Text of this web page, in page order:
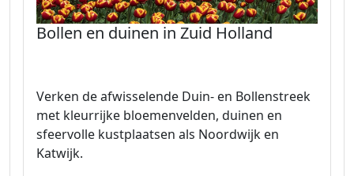
Bollen en duinen in Zuid Holland
Verken de afwisselende Duin- en Bollenstreek
met kleurrijke bloemenvelden, duinen en
sfeervolle kustplaatsen als Noordwijk en
Katwijk.